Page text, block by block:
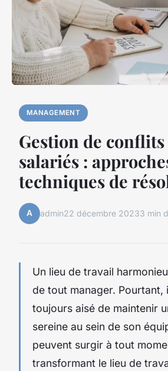
MANAGEMENT
Gestion de
salariés :
techniques de
A admin22 décembre 20233 min
Un lieu de travail
de tout manager. Pourtant,
toujours aisé de maintenir
sereine au sein de son
peuvent surgir à tout
transformant le lieu de